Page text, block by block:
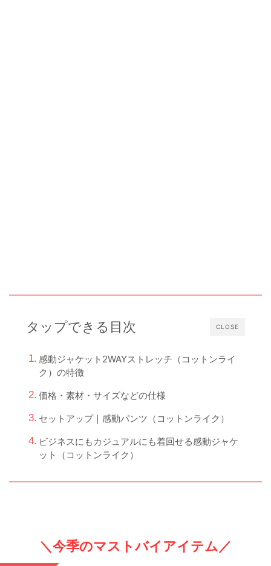
CLOSE
タップできる目次
感動ジャケット2WAYストレッチ（コットンライ
ク）の特徴
価格・素材・サイズなどの仕様
セットアップ｜感動パンツ（コットンライク）
ビジネスにもカジュアルにも着回せる感動ジャケ
ット（コットンライク）
＼今季のマストバイアイテム／